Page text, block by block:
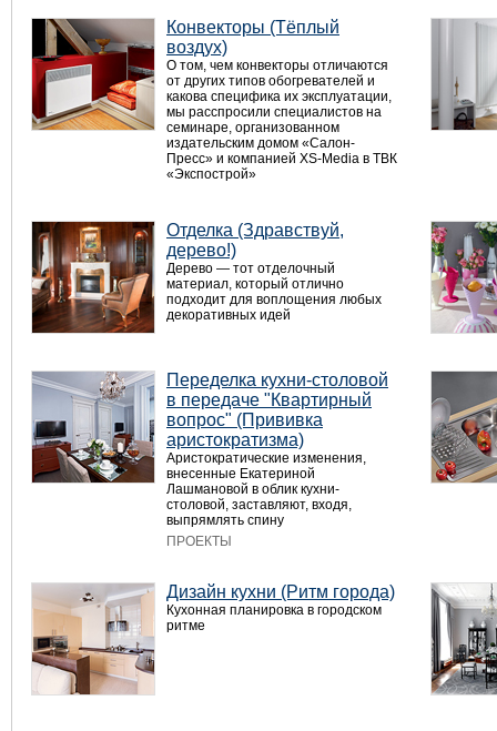
Конвекторы (Тёплый
воздух)
О том, чем конвекторы отличаются
от других типов обогревателей и
какова специфика их эксплуатации,
мы расспросили специалистов на
семинаре, организованном
издательским домом «Салон-
Пресс» и компанией XS-Media в ТВК
«Экспострой»
Отделка (Здравствуй,
дерево!)
Дерево — тот отделочный
материал, который отлично
подходит для воплощения любых
декоративных идей
Переделка кухни-столовой
в передаче "Квартирный
вопрос" (Прививка
аристократизма)
Аристократические изменения,
внесенные Екатериной
Лашмановой в облик кухни-
столовой, заставляют, входя,
выпрямлять спину
ПРОЕКТЫ
Дизайн кухни (Ритм города)
Кухонная планировка в городском
ритме